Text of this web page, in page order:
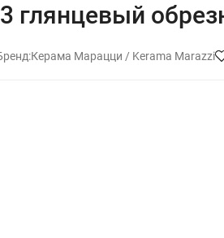
Керама Марацци / Kerama Marazzi